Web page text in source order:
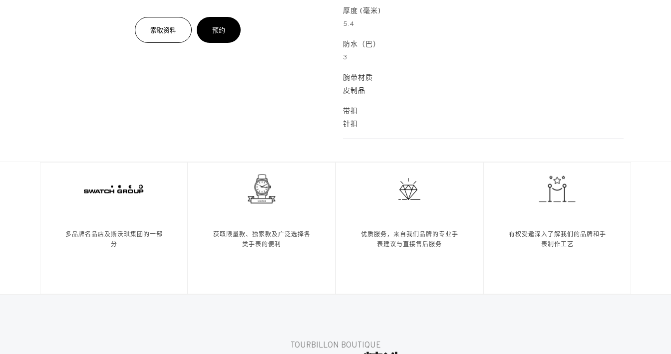
索取资料 预约
厚度 (毫米)
5.4
防水（巴）
3
腕带材质
皮制品
带扣
针扣
多品牌名品店及斯沃琪集团的一部
分
获取限量款、独家款及广泛选择各
类手表的便利
优质服务，来自我们品牌的专业手
表建议与直接售后服务
有权受邀深入了解我们的品牌和手
表制作工艺
TOURBILLON BOUTIQUE